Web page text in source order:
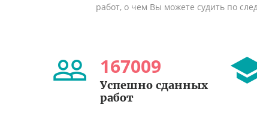
работ, о чем Вы можете судить по
167009
Успешно сданных
работ